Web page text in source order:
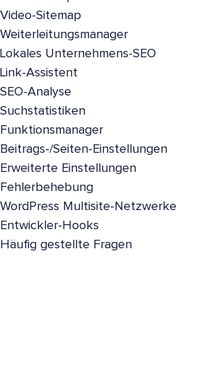
Video-Sitemap
Weiterleitungsmanager
Lokales Unternehmens-SEO
Link-Assistent
SEO-Analyse
Suchstatistiken
Funktionsmanager
Beitrags-/Seiten-Einstellungen
Erweiterte Einstellungen
Fehlerbehebung
WordPress Multisite-Netzwerke
Entwickler-Hooks
Häufig gestellte Fragen